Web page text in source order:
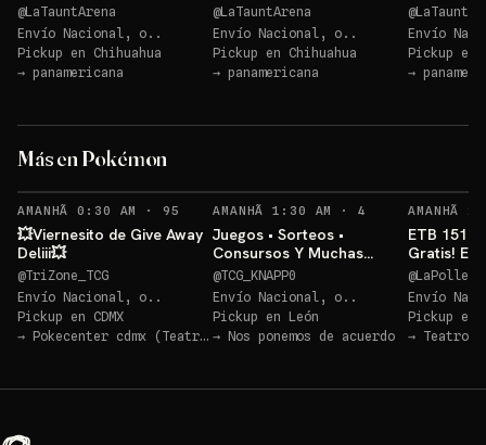
@LaTauntArena
Envío Nacional, o..
Pickup en Chihuahua
→ panamericana
@LaTauntArena
Envío Nacional, o..
Pickup en Chihuahua
→ panamericana
@
Envío
Pickup en
→
Más en Pokémon
AMANHÃ 0:30 AM · 95 RECORDATORIOS
💥Viernesito de Give Away
Deliii💥
@TriZone_TCG
Envío Nacional, o..
Pickup en CDMX
→ Pokecenter cdmx (Teatro Blanquita)
AMANHÃ 1:30 AM · 4 RECORDATORIOS
Juegos • Sorteos •
Consursos Y Muchas
Cosas Mas POKEMON TCG
@TCG_KNAPP0
Envío Nacional, o..
Pickup en León
→ Nos ponemos de acuerdo
AMANHÃ
ETB 151
Gratis!
@
Envío
Pickup en
→ Teatro